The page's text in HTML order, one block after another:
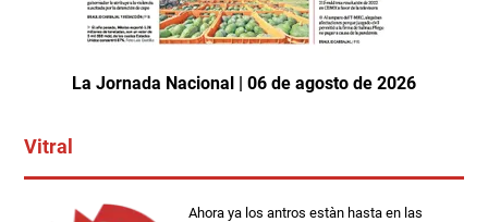
La Jornada Nacional | 06 de agosto de 2026
Vitral
Ahora ya los antros estàn hasta en las